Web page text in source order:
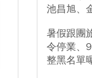
池昌旭、
暑假跟團
令停業、
整黑名單